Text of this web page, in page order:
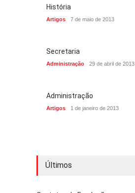
História
Artigos 7 de maio de 2013
Secretaria
Administração 29 de abril de 2013
Administração
Artigos 1 de janeiro de 2013
Últimos